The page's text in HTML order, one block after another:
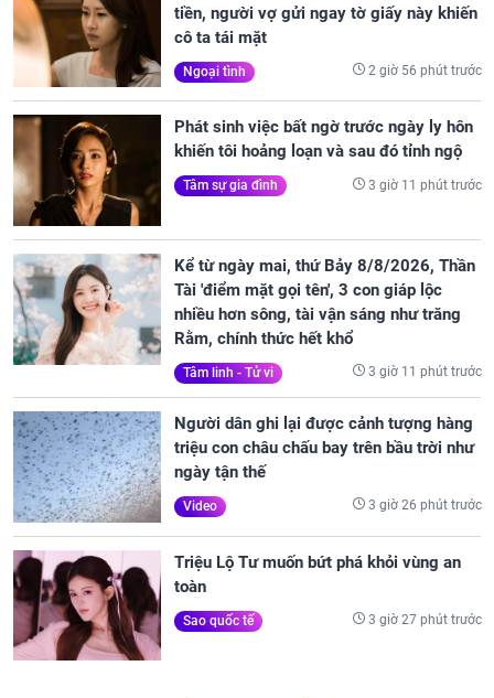
tiền, người vợ gửi ngay tờ giấy này khiến
cô ta tái mặt
Ngoại tình 2 giờ 56 phút trước
Phát sinh việc bất ngờ trước ngày ly hôn
khiến tôi hoảng loạn và sau đó tỉnh ngộ
Tâm sự gia đình 3 giờ 11 phút trước
Kể từ ngày mai, thứ Bảy 8/8/2026, Thần
Tài 'điểm mặt gọi tên', 3 con giáp lộc
nhiều hơn sông, tài vận sáng như trăng
Rằm, chính thức hết khổ
Tâm linh - Tử vi 3 giờ 11 phút trước
Người dân ghi lại được cảnh tượng hàng
triệu con châu chấu bay trên bầu trời như
ngày tận thế
Video 3 giờ 26 phút trước
Triệu Lộ Tư muốn bứt phá khỏi vùng an
toàn
Sao quốc tế 3 giờ 27 phút trước